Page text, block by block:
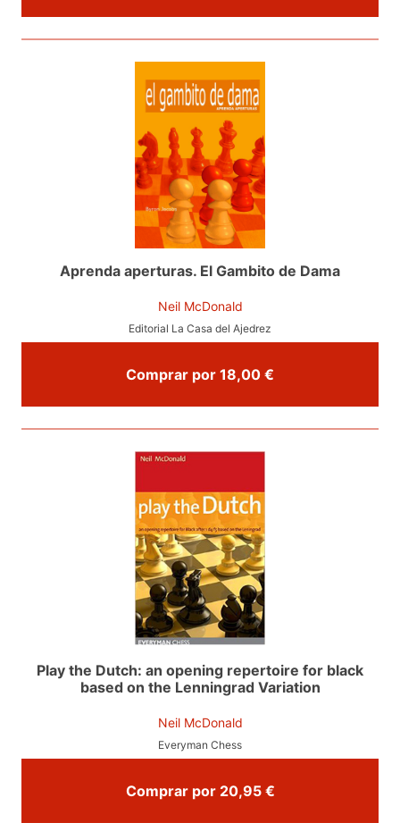
Aprenda aperturas. El Gambito de Dama
Neil McDonald
Editorial La Casa del Ajedrez
Comprar por 18,00 €
Play the Dutch: an opening repertoire for black
based on the Lenningrad Variation
Neil McDonald
Everyman Chess
Comprar por 20,95 €